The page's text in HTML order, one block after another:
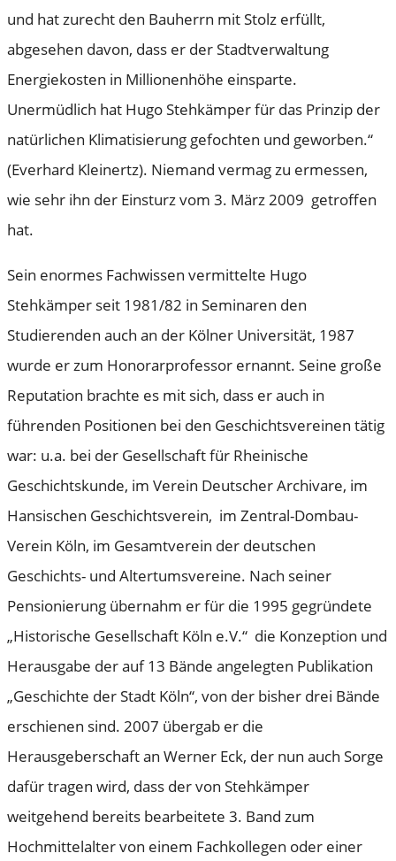
und hat zurecht den Bauherrn mit Stolz erfüllt,
abgesehen davon, dass er der Stadtverwaltung
Energiekosten in Millionenhöhe einsparte.
Unermüdlich hat Hugo Stehkämper für das Prinzip der
natürlichen Klimatisierung gefochten und geworben.“
(Everhard Kleinertz). Niemand vermag zu ermessen,
wie sehr ihn der Einsturz vom 3. März 2009 getroffen
hat.
Sein enormes Fachwissen vermittelte Hugo
Stehkämper seit 1981/82 in Seminaren den
Studierenden auch an der Kölner Universität, 1987
wurde er zum Honorarprofessor ernannt. Seine große
Reputation brachte es mit sich, dass er auch in
führenden Positionen bei den Geschichtsvereinen tätig
war: u.a. bei der Gesellschaft für Rheinische
Geschichtskunde, im Verein Deutscher Archivare, im
Hansischen Geschichtsverein, im Zentral-Dombau-
Verein Köln, im Gesamtverein der deutschen
Geschichts- und Altertumsvereine. Nach seiner
Pensionierung übernahm er für die 1995 gegründete
„Historische Gesellschaft Köln e.V.“ die Konzeption und
Herausgabe der auf 13 Bände angelegten Publikation
„Geschichte der Stadt Köln“, von der bisher drei Bände
erschienen sind. 2007 übergab er die
Herausgeberschaft an Werner Eck, der nun auch Sorge
dafür tragen wird, dass der von Stehkämper
weitgehend bereits bearbeitete 3. Band zum
Hochmittelalter von einem Fachkollegen oder einer